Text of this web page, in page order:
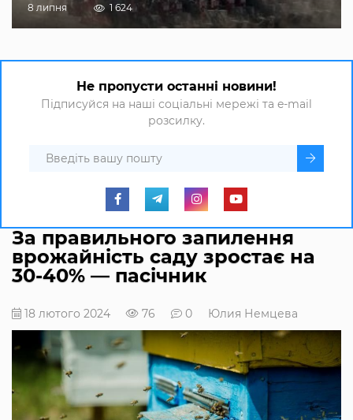
8 липня 1 624
Не пропусти останні новини!
Підписуйся на наші соціальні мережі та e-mail
розсилку.
За правильного запилення
врожайність саду зростає на
30-40% — пасічник
18 лютого 2024 76 0 Юлия Немцева